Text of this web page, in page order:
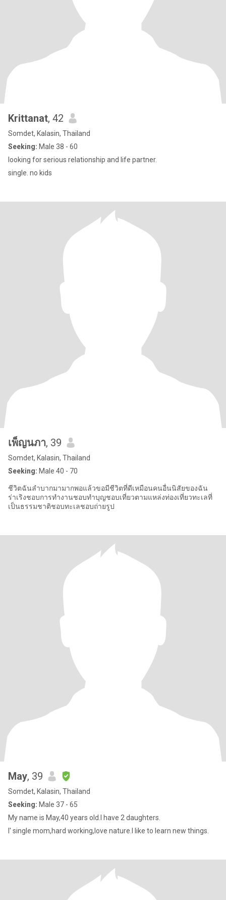
Krittanat, 42
Somdet, Kalasin, Thailand
Seeking: Male 38 - 60
looking for serious relationship and life partner.
single. no kids
เพ็ญนภา, 39
Somdet, Kalasin, Thailand
Seeking: Male 40 - 70
ชีวิตฉันลำบากมามากพอแล้วขอมีชีวิตที่ดีเหมือนคนอื่นนิสัยของฉัน
ร่าเริงชอบการทำงานชอบทำบุญชอบเที่ยวตามแหล่งท่องเที่ยวทะเลที่
เป็นธรรมชาติชอบทะเลชอบถ่ายรูป
May, 39
Somdet, Kalasin, Thailand
Seeking: Male 37 - 65
My name is May,40 years old.I have 2 daughters.
I' single mom,hard working,love nature.I like to learn new things.